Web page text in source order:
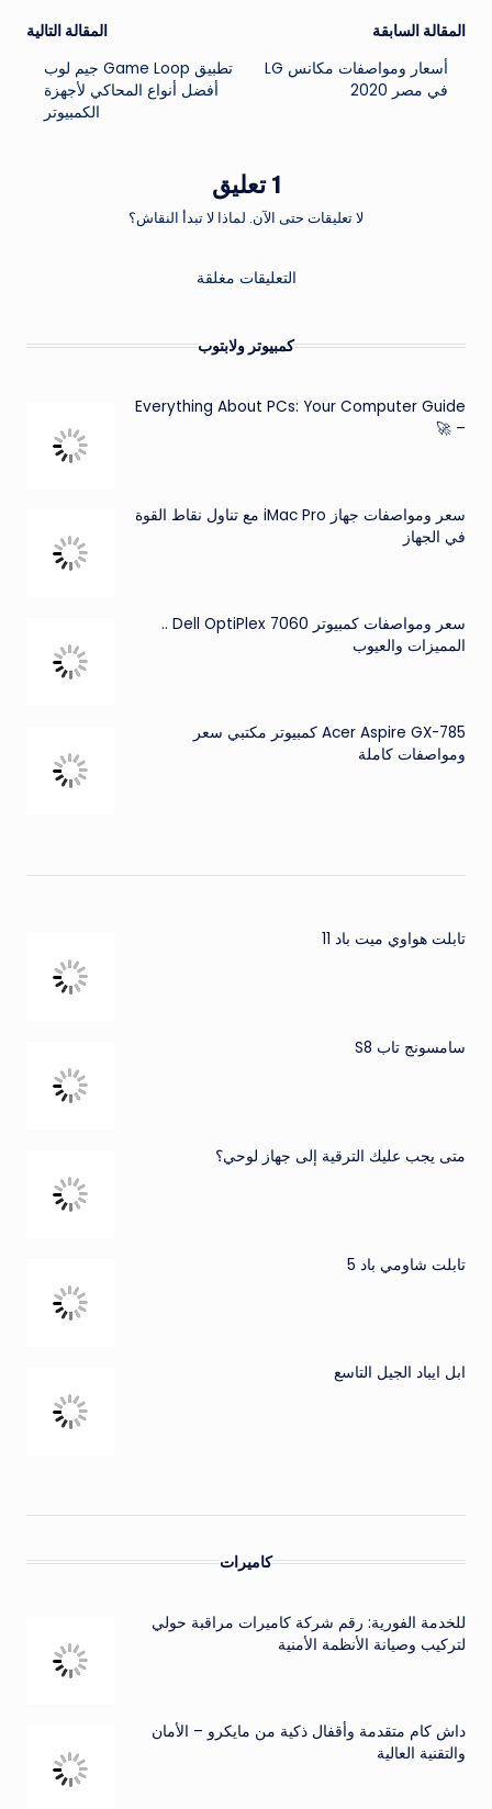
تصفّح
المقالات
المقالة السابقة
أسعار ومواصفات مكانس LG
في مصر 2020
المقالة التالية
تطبيق Game Loop جيم لوب
أفضل أنواع المحاكي لأجهزة
الكمبيوتر
1 تعليق
لا تعليقات حتى الآن. لماذا لا تبدأ النقاش؟
التعليقات مغلقة
كمبيوتر ولابتوب
Everything About PCs: Your Computer Guide
– 🚀
سعر ومواصفات جهاز iMac Pro مع تناول نقاط القوة
في الجهاز
سعر ومواصفات كمبيوتر Dell OptiPlex 7060 ..
المميزات والعيوب
Acer Aspire GX-785 كمبيوتر مكتبي سعر
ومواصفات كاملة
تابلت هواوي ميت باد 11
سامسونج تاب S8
متى يجب عليك الترقية إلى جهاز لوحي؟
تابلت شاومي باد 5
ابل ايباد الجيل التاسع
كاميرات
للخدمة الفورية: رقم شركة كاميرات مراقبة حولي
لتركيب وصيانة الأنظمة الأمنية
داش كام متقدمة وأقفال ذكية من مايكرو – الأمان
والتقنية العالية